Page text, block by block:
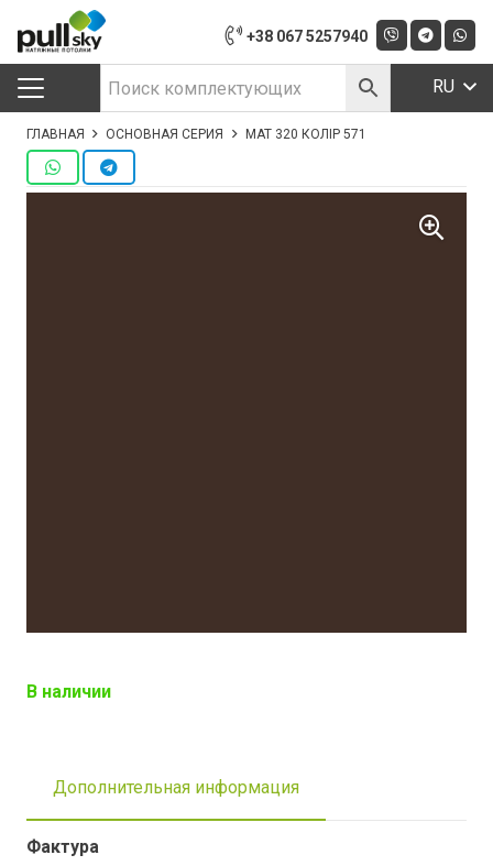
+38 067 5257940
RU
ГЛАВНАЯ ОСНОВНАЯ СЕРИЯ МАТ 320 КОЛІР 571
В наличии
Дополнительная информация
Фактура